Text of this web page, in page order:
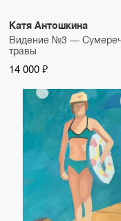
Катя Антошкина
Видение №3 —
травы
14 000 ₽